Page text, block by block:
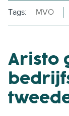
Tags: MVO
Aristo